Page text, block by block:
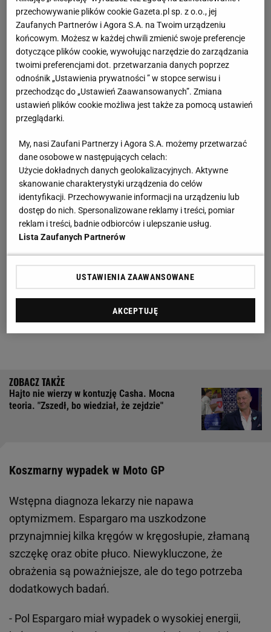
Hajto nie wierzy w kontuzję Casha. Mocna
teoria. "Zszedł, bo wiedział, że zejdzie"
Koszmarny wypadek w Moto GP
Wstępna diagnoza lekarzy nie napawa
optymizmem. Espargaro ma uszkodzone
przynajmniej kilka kręgów w kręgosłupie, złamaną
szczękę oraz obite płuco. Niewykluczone, że
obrażenia są poważniejsze, ale do tego potrzeba
dodatkowych badań.
- Pol Espargaro miał wypadek o wysokiej energii,
przechowywanie plików cookie Gazeta.pl sp. z o.o., jej
Zaufanych Partnerów i Agora S.A. na Twoim urządzeniu
końcowym. Możesz w każdej chwili zmienić swoje preferencje
dotyczące plików cookie, wywołując narzędzie do zarządzania
twoimi preferencjami dot. przetwarzania danych poprzez
odnośnik „Ustawienia prywatności ” w stopce serwisu i
przechodząc do „Ustawień Zaawansowanych”. Zmiana
ustawień plików cookie możliwa jest także za pomocą ustawień
przeglądarki.
My, nasi Zaufani Partnerzy i Agora S.A. możemy przetwarzać
dane osobowe w następujących celach:
Użycie dokładnych danych geolokalizacyjnych. Aktywne
skanowanie charakterystyki urządzenia do celów
identyfikacji. Przechowywanie informacji na urządzeniu lub
dostęp do nich. Spersonalizowane reklamy i treści, pomiar
reklam i treści, badnie odbiorców i ulepszanie usług.
Lista Zaufanych Partnerów
USTAWIENIA ZAAWANSOWANE
AKCEPTUJĘ